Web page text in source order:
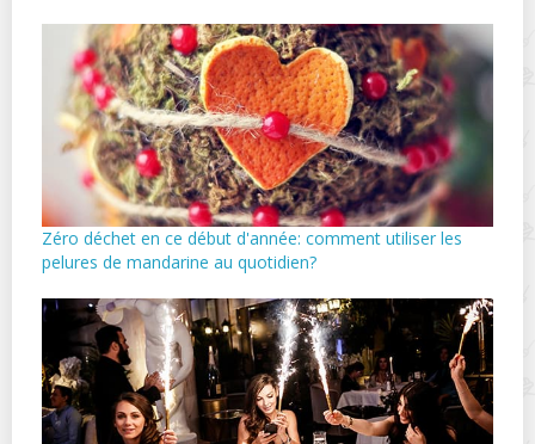
Zéro déchet en ce début d'année: comment utiliser les
pelures de mandarine au quotidien?